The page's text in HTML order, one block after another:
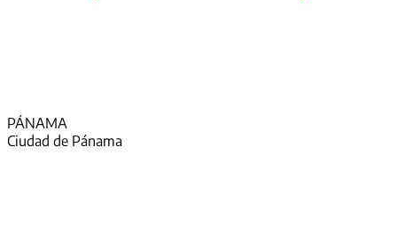
PÁNAMA
Ciudad de Pánama